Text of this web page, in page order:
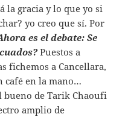
la gracia y lo que yo si
yo creo que sí. Por
es el debate: Se
Puestos a
fichemos a Cancellara,
en la mano…
bueno de Tarik Chaoufi
amplio de